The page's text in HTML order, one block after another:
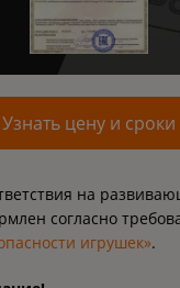
Узнать цену и сроки
на
согласно
игрушек».